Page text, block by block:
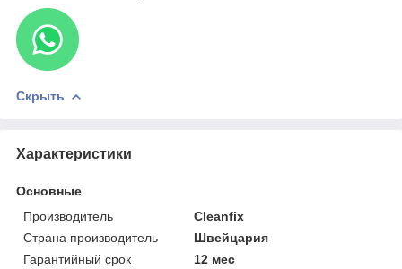
Скрыть
Характеристики
Основные
Производитель
Cleanfix
Страна производитель
Швейцария
Гарантийный срок
12 мес